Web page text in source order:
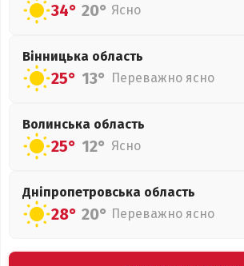
34° 20° Ясно
Вінницька область
25° 13° Переважно ясно
Волинська область
25° 12° Ясно
Дніпропетровська область
28° 20° Переважно ясно